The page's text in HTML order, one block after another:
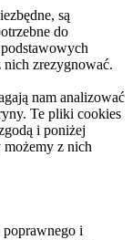
są
do
nich zrezygnować.
nam analizować
Te pliki cookies
i poniżej
możemy z nich
i